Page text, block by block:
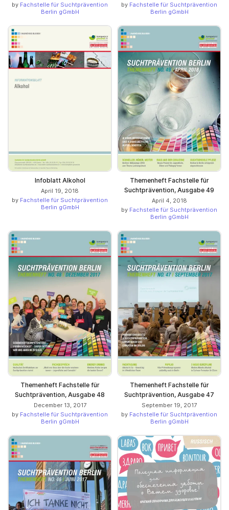
by Fachstelle für Suchtprävention
Berlin gGmbH
by Fachstelle für Suchtprävention
Berlin gGmbH
Infoblatt Alkohol
April 19, 2018
by Fachstelle für Suchtprävention
Berlin gGmbH
Themenheft Fachstelle für
Suchtprävention, Ausgabe 49
April 4, 2018
by Fachstelle für Suchtprävention
Berlin gGmbH
Themenheft Fachstelle für
Suchtprävention, Ausgabe 48
December 13, 2017
by Fachstelle für Suchtprävention
Berlin gGmbH
Themenheft Fachstelle für
Suchtprävention, Ausgabe 47
September 19, 2017
by Fachstelle für Suchtprävention
Berlin gGmbH